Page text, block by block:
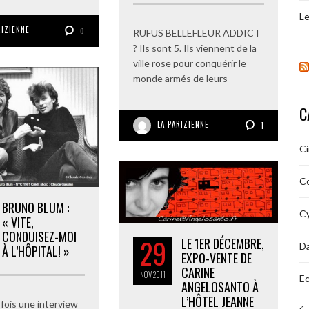
0
RUFUS BELLEFLEUR ADDICT
? Ils sont 5. Ils viennent de la
ville rose pour conquérir le
monde armés de leurs
LA PARIZIENNE 1
BRUNO BLUM :
« VITE,
CONDUISEZ-MOI
À L’HÔPITAL! »
une interview
29
NOV2011
LE 1ER DÉCEMBRE,
EXPO-VENTE DE
CARINE
ANGELOSANTO À
L’HÔTEL JEANNE